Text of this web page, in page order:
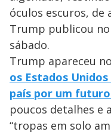
óculos escuros,
Trump publicou
sábado.
Trump apareceu
os Estados
país por um
poucos detalhes e
“tropas em solo